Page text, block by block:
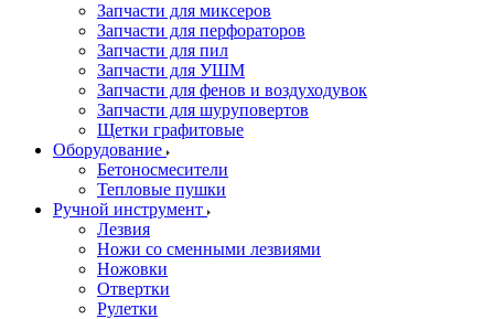
Запчасти для миксеров
Запчасти для перфораторов
Запчасти для пил
Запчасти для УШМ
Запчасти для фенов и воздуходувок
Запчасти для шуруповертов
Щетки графитовые
Оборудование
Бетоносмесители
Тепловые пушки
Ручной инструмент
Лезвия
Ножи со сменными лезвиями
Ножовки
Отвертки
Рулетки